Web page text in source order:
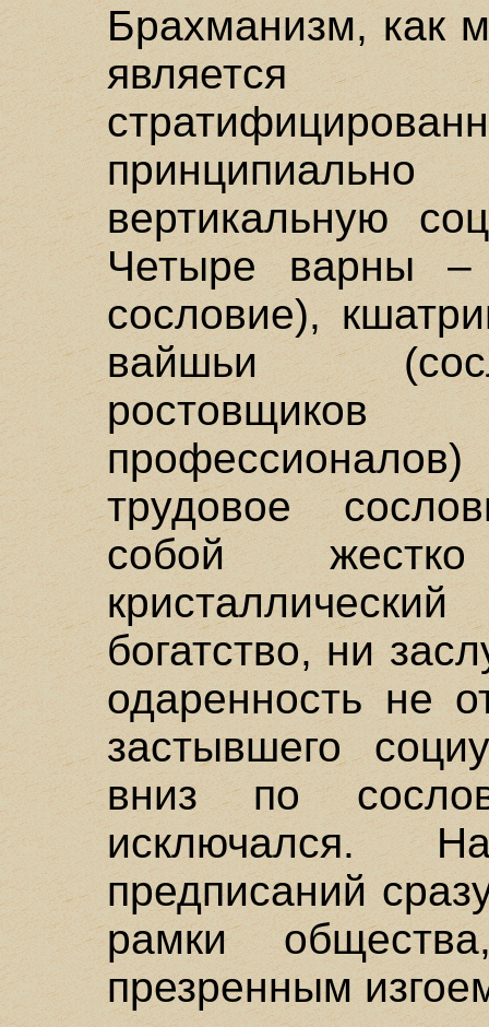
Брахманизм, как
вертикальную
Четыре варны –
сословие),
вайшьи
ростовщиков
трудовое
собой жестко
богатство, ни
одаренность не
застывшего
вниз по
исключался.
предписаний
рамки
презренным